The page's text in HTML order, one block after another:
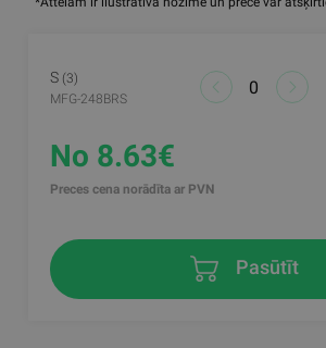
S (3)
MFG-248BRS
No 8.63€
Preces cena norādīta ar PVN
Pasūtīt